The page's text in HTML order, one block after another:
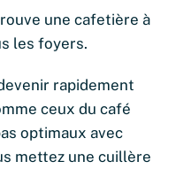
une cafetière à
les foyers.
rapidement
ceux du café
optimaux avec
mettez une cuillère